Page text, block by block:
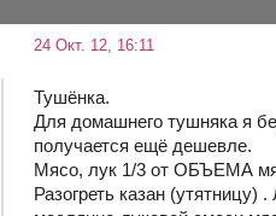
24 Окт. 12, 16:11
Тушёнка.
Для домашнего тушняка я
получается ещё дешевле.
Мясо, лук 1/3 от ОБЪЕМА
Разогреть казан